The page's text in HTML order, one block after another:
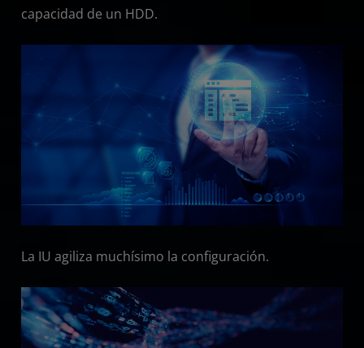
capacidad de un HDD.
La IU agiliza muchísimo la configuración.